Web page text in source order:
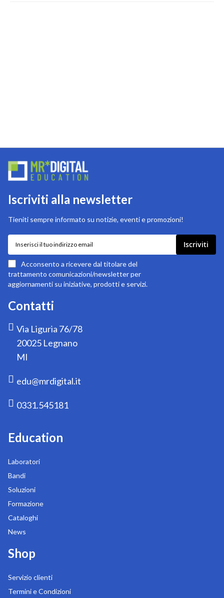
Contatti
Via Liguria 76/78
20025 Legnano
MI
edu@mrdigital.it
0331.545181
Education
Laboratori
Bandi
Soluzioni
Formazione
Cataloghi
News
Shop
Servizio clienti
Termini e Condizioni
Iscriviti alla newsletter
Tieniti sempre informato su notizie, eventi e promozioni!
Iscriviti
alla
nostra
newsletter:
Iscriviti
Acconsento a ricevere dal titolare del
trattamento comunicazioni/newsletter per
aggiornamenti su iniziative, prodotti e servizi.